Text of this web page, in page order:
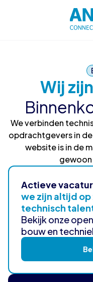
Wij
We verbinden
opdrachtgevers in
website is in de
Actieve
we zijn altijd op
technisch
Bekijk onze
bouw en